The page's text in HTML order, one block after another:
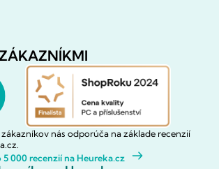
nás odporúča na základe recenzií
000 recenzií na Heureka.cz